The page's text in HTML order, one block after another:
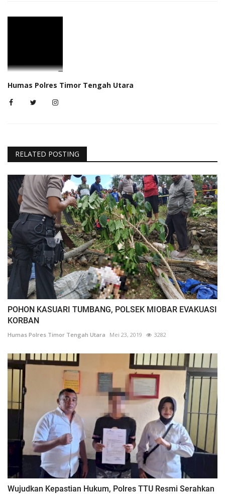
Humas Polres Timor Tengah Utara
RELATED POSTING
POHON KASUARI TUMBANG, POLSEK MIOBAR EVAKUASI
KORBAN
Humas Polres Timor Tengah Utara Mei 23, 2019 3282
Wujudkan Kepastian Hukum, Polres TTU Resmi Serahkan